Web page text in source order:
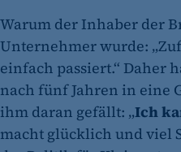
Warum der Inhaber der
Unternehmer wurde:
einfach passiert.“ Daher
nach fünf Jahren in eine
ihm daran gefällt: „Ich
macht glücklich und viel